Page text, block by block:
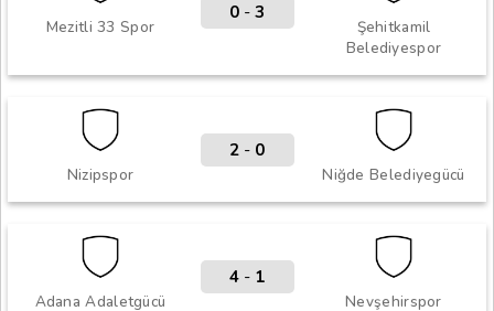
Mezitli 33 Spor
Şehitkamil
Belediyespor
0 - 3
Nizipspor Niğde Belediyegücü
2 - 0
Adana Adaletgücü Nevşehirspor
4 - 1